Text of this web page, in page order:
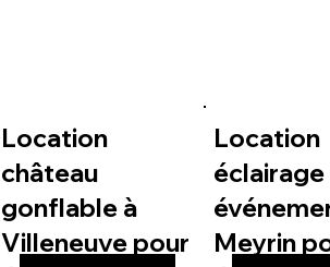
Location
château
gonflable à
Villeneuve pour
Location
éclairage
Meyrin